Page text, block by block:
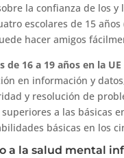
la confianza de los y
escolares de 15
hacer amigos
de 16 a 19 años en la
en información y
y resolución de
a las básicas
básicas en los
a la salud mental